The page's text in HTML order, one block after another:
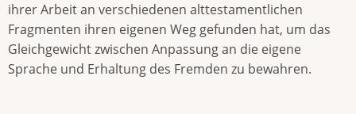
ihrer Arbeit an verschiedenen alttestamentlichen
Fragmenten ihren eigenen Weg gefunden hat, um das
Gleichgewicht zwischen Anpassung an die eigene
Sprache und Erhaltung des Fremden zu bewahren.